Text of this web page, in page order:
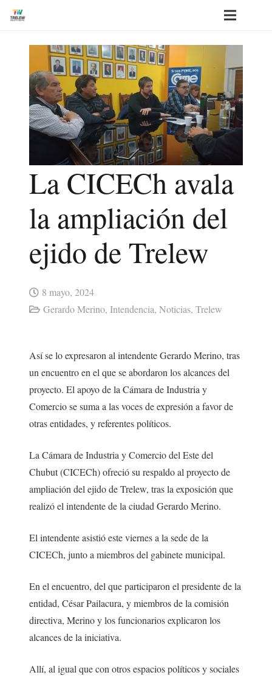
La CICECh avala
la ampliación del
ejido de Trelew
8 mayo, 2024
Gerardo Merino, Intendencia, Noticias, Trelew
Así se lo expresaron al intendente Gerardo Merino, tras
un encuentro en el que se abordaron los alcances del
proyecto. El apoyo de la Cámara de Industria y
Comercio se suma a las voces de expresión a favor de
otras entidades, y referentes políticos.
La Cámara de Industria y Comercio del Este del
Chubut (CICECh) ofreció su respaldo al proyecto de
ampliación del ejido de Trelew, tras la exposición que
realizó el intendente de la ciudad Gerardo Merino.
El intendente asistió este viernes a la sede de la
CICECh, junto a miembros del gabinete municipal.
En el encuentro, del que participaron el presidente de la
entidad, César Pailacura, y miembros de la comisión
directiva, Merino y los funcionarios explicaron los
alcances de la iniciativa.
Allí, al igual que con otros espacios políticos y sociales